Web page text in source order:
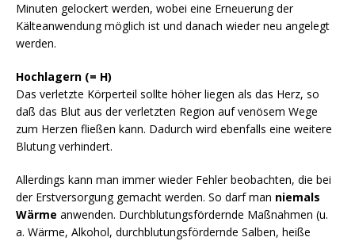
Minuten gelockert werden, wobei eine Erneuerung der
Kälteanwendung möglich ist und danach wieder neu angelegt
werden.
Hochlagern (= H)
Das verletzte Körperteil sollte höher liegen als das Herz, so
daß das Blut aus der verletzten Region auf venösem Wege
zum Herzen fließen kann. Dadurch wird ebenfalls eine weitere
Blutung verhindert.
Allerdings kann man immer wieder Fehler beobachten, die bei
der Erstversorgung gemacht werden. So darf man niemals
Wärme anwenden. Durchblutungsfördernde Maßnahmen (u.
a. Wärme, Alkohol, durchblutungsfördernde Salben, heiße